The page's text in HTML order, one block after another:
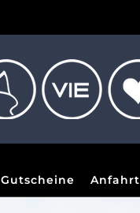
Gutscheine Anfahrt